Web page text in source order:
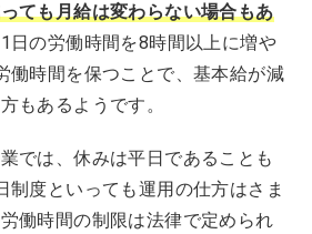
ても月給は変わらない場合もあ
日の労働時間を8時間以上に増や
働時間を保つことで、基本給が減
もあるようです。
では、休みは平日であることも
制度といっても運用の仕方はさま
働時間の制限は法律で定められ